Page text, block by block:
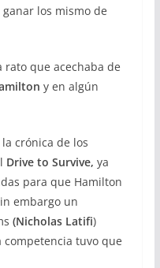
los mismo de
rato que acechaba de
y en algún
crónica de los
Drive to Survive, ya
para que Hamilton
embargo un
(Nicholas Latifi)
tuvo que